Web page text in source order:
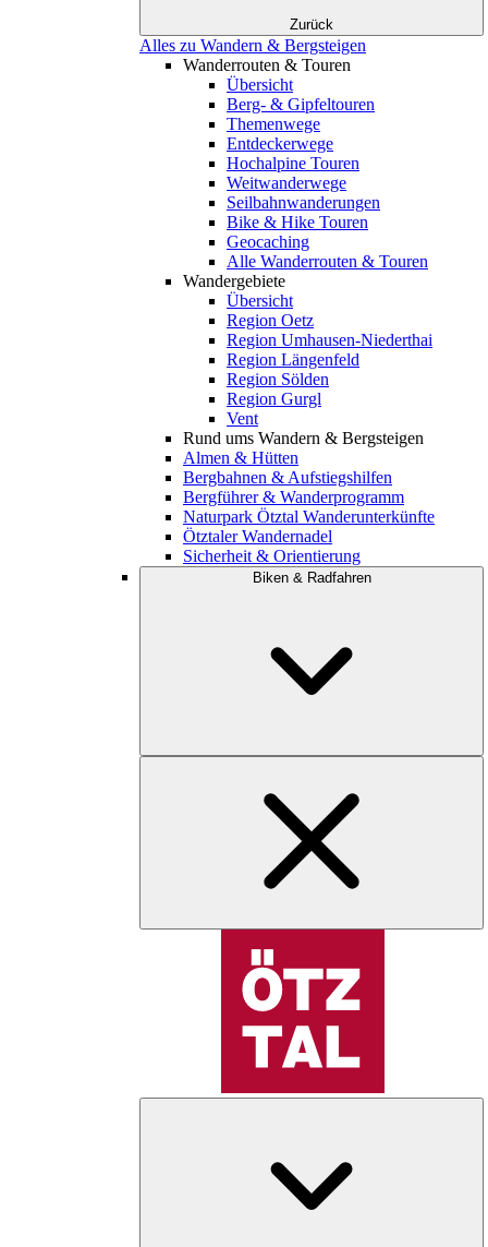
Zurück
Alles zu Wandern & Bergsteigen
Wanderrouten & Touren
Übersicht
Berg- & Gipfeltouren
Themenwege
Entdeckerwege
Hochalpine Touren
Weitwanderwege
Seilbahnwanderungen
Bike & Hike Touren
Geocaching
Alle Wanderrouten & Touren
Wandergebiete
Übersicht
Region Oetz
Region Umhausen-Niederthai
Region Längenfeld
Region Sölden
Region Gurgl
Vent
Rund ums Wandern & Bergsteigen
Almen & Hütten
Bergbahnen & Aufstiegshilfen
Bergführer & Wanderprogramm
Naturpark Ötztal Wanderunterkünfte
Ötztaler Wandernadel
Sicherheit & Orientierung
Biken & Radfahren